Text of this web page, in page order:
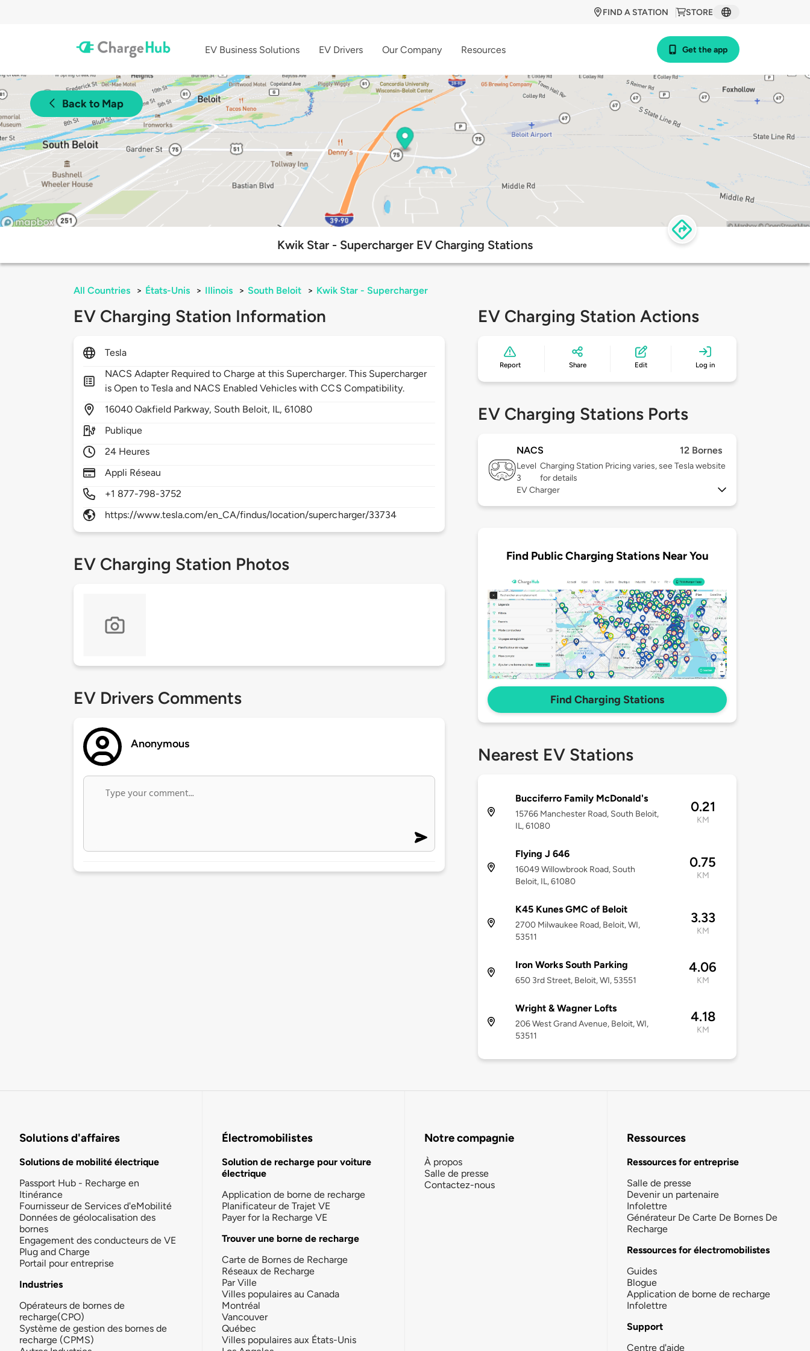
STORE
FIND A STATION
EV Business Solutions EV Drivers Our Company Resources Get the app
Back to Map
Kwik Star - Supercharger EV Charging Stations
All Countries > États-Unis > Illinois > South Beloit > Kwik Star - Supercharger
EV Charging Station Information
Tesla
NACS Adapter Required to Charge at this Supercharger. This Supercharger
is Open to Tesla and NACS Enabled Vehicles with CCS Compatibility.
16040Oakfield Parkway, South Beloit, IL,61080
Publique
24 Heures
Appli Réseau
+1 877-798-3752
https://www.tesla.com/en_CA/findus/location/supercharger/33734
EV Charging Station Photos
EV Drivers Comments
Anonymous
EV Charging Station Actions
Report Share Edit Log in
EV Charging Stations Ports
NACS 12 Bornes
Level
3
Charging Station Pricing varies, see Tesla website
for details
EV Charger
Find Public Charging Stations Near You
Find Charging Stations
Nearest EV Stations
Bucciferro Family McDonald's
15766 Manchester Road, South Beloit,
IL, 61080
0.21
KM
Flying J 646
16049 Willowbrook Road, South
Beloit, IL, 61080
0.75
KM
K45 Kunes GMC of Beloit
2700 Milwaukee Road, Beloit, WI,
53511
3.33
KM
Iron Works South Parking
650 3rd Street, Beloit, WI, 53551
4.06
KM
Wright & Wagner Lofts
206 West Grand Avenue, Beloit, WI,
53511
4.18
KM
Solutions d'affaires
Solutions de mobilité électrique
Passport Hub - Recharge en
Itinérance
Fournisseur de Services d'eMobilité
Données de géolocalisation des
bornes
Engagement des conducteurs de VE
Plug and Charge
Portail pour entreprise
Industries
Opérateurs de bornes de
recharge(CPO)
Système de gestion des bornes de
recharge (CPMS)
Électromobilistes
Solution de recharge pour voiture
électrique
Application de borne de recharge
Planificateur de Trajet VE
Payer for la Recharge VE
Trouver une borne de recharge
Carte de Bornes de Recharge
Réseaux de Recharge
Par Ville
Villes populaires au Canada
Montréal
Vancouver
Québec
Villes populaires aux États-Unis
Notre compagnie
À propos
Salle de presse
Contactez-nous
Ressources
Ressources for entreprise
Salle de presse
Devenir un partenaire
Infolettre
Générateur De Carte De Bornes De
Recharge
Ressources for électromobilistes
Guides
Blogue
Application de borne de recharge
Infolettre
Support
Centre d'aide